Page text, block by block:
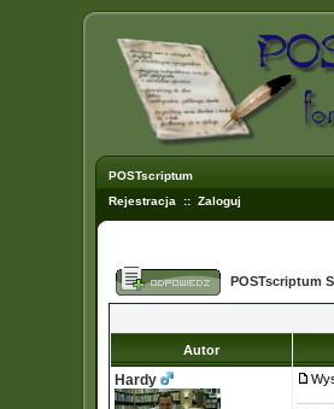
POSTscriptum
Rejestracja :: Zaloguj
POSTscriptum
Autor
Hardy